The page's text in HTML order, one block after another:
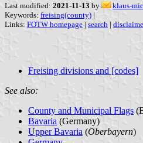
Last modified: 2021-11-13 by
klaus-
Keywords: freising(county) |
Links: FOTW homepage | search |
Freising divisions and [codes]
See also:
County and Municipal Flags
Bavaria (Germany)
Upper Bavaria (Oberbayern)